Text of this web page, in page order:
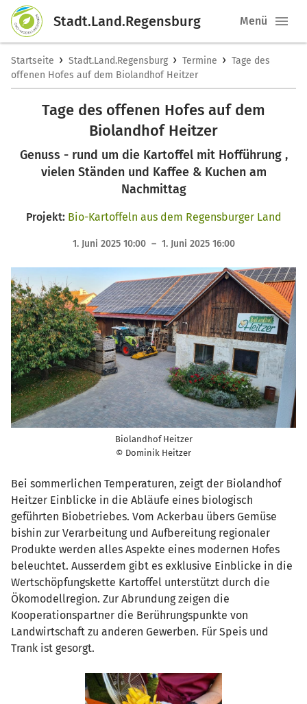
Stadt.Land.Regensburg Menü
Startseite › Stadt.Land.Regensburg › Termine › Tage des
offenen Hofes auf dem Biolandhof Heitzer
Tage des offenen Hofes auf dem
Biolandhof Heitzer
Genuss - rund um die Kartoffel mit Hofführung ,
vielen Ständen und Kaffee & Kuchen am
Nachmittag
Projekt: Bio-Kartoffeln aus dem Regensburger Land
1. Juni 2025 10:00 – 1. Juni 2025 16:00
Biolandhof Heitzer
© Dominik Heitzer
Bei sommerlichen Temperaturen, zeigt der Biolandhof
Heitzer Einblicke in die Abläufe eines biologisch
geführten Biobetriebes. Vom Ackerbau übers Gemüse
bishin zur Verarbeitung und Aufbereitung regionaler
Produkte werden alles Aspekte eines modernen Hofes
beleuchtet. Ausserdem gibt es exklusive Einblicke in die
Wertschöpfungskette Kartoffel unterstützt durch die
Ökomodellregion. Zur Abrundung zeigen die
Kooperationspartner die Berührungspunkte von
Landwirtschaft zu anderen Gewerben. Für Speis und
Trank ist gesorgt.